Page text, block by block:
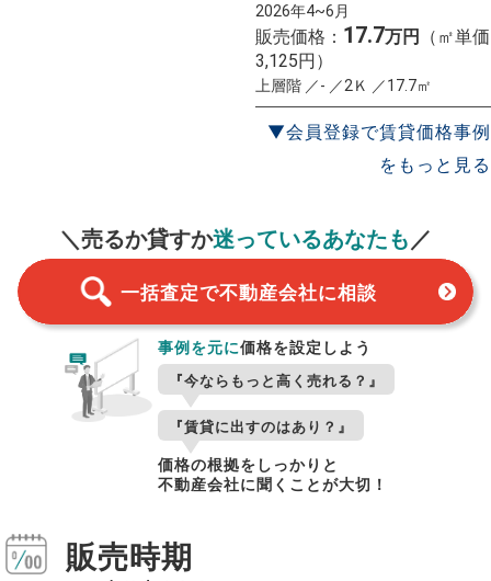
2026年4~6月
販売価格： 17.7万円
（㎡単価
3,125円）
上層階 ／- ／2Ｋ ／17.7㎡
▼会員登録で賃貸価格事例
をもっと見る
＼売るか貸すか迷っているあなたも／
一括査定で不動産会社に相談
事例を元に価格を設定しよう
『今ならもっと高く売れる？』
『賃貸に出すのはあり？』
価格の根拠をしっかりと
不動産会社に聞くことが大切！
販売時期